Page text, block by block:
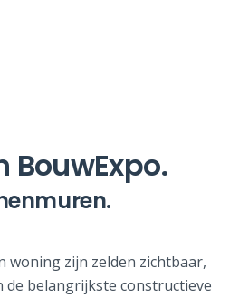
BouwExpo.
woning zijn zelden zichtbaar,
de belangrijkste constructieve